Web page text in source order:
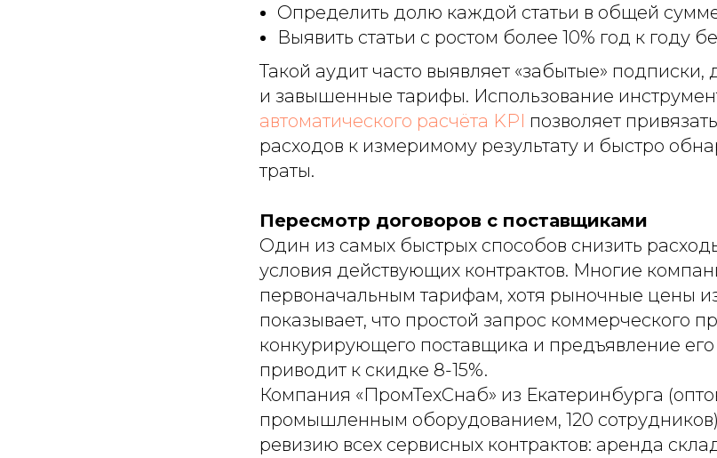
Определить долю каждой статьи в общей
Выявить статьи с ростом более 10% год к году
Такой аудит часто выявляет «забытые»
и завышенные тарифы. Использование
автоматического расчёта KPI позволяет
расходов к измеримому результату и быстро
траты.
Пересмотр договоров с поставщиками
Один из самых быстрых способов снизить
условия действующих контрактов. Многие
первоначальным тарифам, хотя рыночные цены
показывает, что простой запрос коммерческого
конкурирующего поставщика и предъявление
приводит к скидке 8-15%.
Компания «ПромТехСнаб» из Екатеринбурга
промышленным оборудованием, 120 сотрудников)
ревизию всех сервисных контрактов: аренда